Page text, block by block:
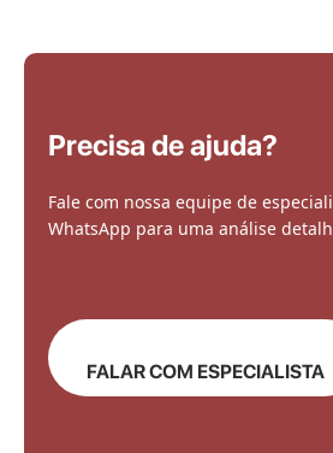
Precisa de ajuda?
Fale com nossa equipe de
WhatsApp para uma análise
FALAR COM ESPECIALISTA